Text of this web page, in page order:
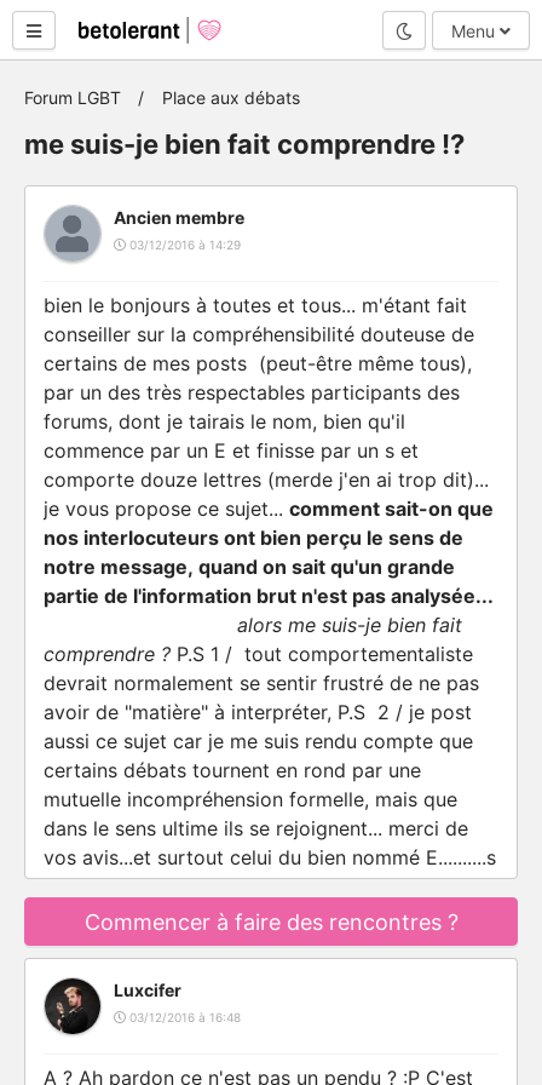
Mode nuit
Menu
Forum LGBT Place aux débats
me suis-je bien fait comprendre !?
Ancien membre
03/12/2016 à 14:29
bien le bonjours à toutes et tous... m'étant fait
conseiller sur la compréhensibilité douteuse de
certains de mes posts (peut-être même tous),
par un des très respectables participants des
forums, dont je tairais le nom, bien qu'il
commence par un E et finisse par un s et
comporte douze lettres (merde j'en ai trop dit)...
je vous propose ce sujet... comment sait-on que
nos interlocuteurs ont bien perçu le sens de
notre message, quand on sait qu'un grande
partie de l'information brut n'est pas analysée...
alors me suis-je bien fait
comprendre ? P.S 1 / tout comportementaliste
devrait normalement se sentir frustré de ne pas
avoir de "matière" à interpréter, P.S 2 / je post
aussi ce sujet car je me suis rendu compte que
certains débats tournent en rond par une
mutuelle incompréhension formelle, mais que
dans le sens ultime ils se rejoignent... merci de
vos avis...et surtout celui du bien nommé E..........s
Commencer à faire des rencontres ?
Luxcifer
03/12/2016 à 16:48
A ? Ah pardon ce n'est pas un pendu ? :P C'est